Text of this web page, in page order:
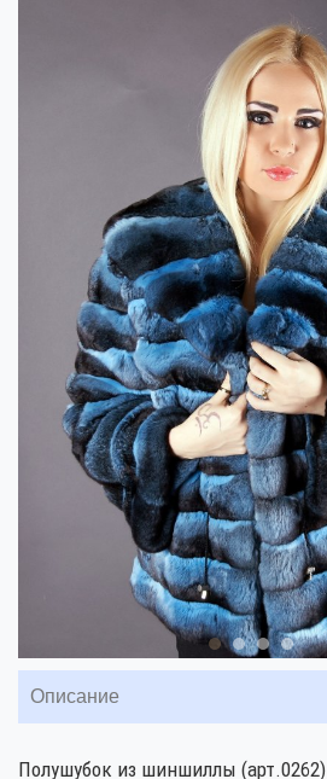
Описание
Полушубок из шиншиллы (арт.0262)